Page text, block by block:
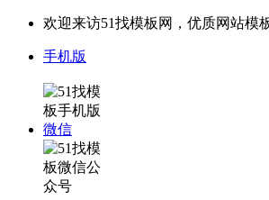
欢迎来访51找模板网，优质网站模
手机版
微信